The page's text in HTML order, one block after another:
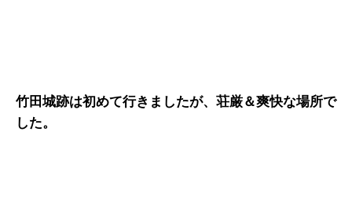
竹田城跡は初めて行きましたが、荘厳＆爽快な場所で
した。